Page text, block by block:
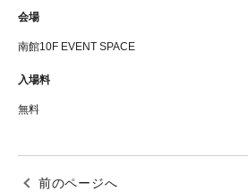
会場
南館10F EVENT SPACE
入場料
無料
前のページへ